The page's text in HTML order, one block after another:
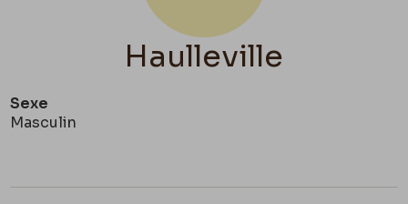
Haulleville
Sexe
Masculin